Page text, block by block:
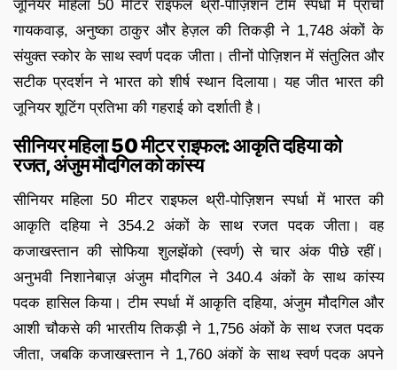
जूनियर महिला 50 मीटर राइफल थ्री-पोज़िशन टीम स्पर्धा में प्राची
गायकवाड़, अनुष्का ठाकुर और हेज़ल की तिकड़ी ने 1,748 अंकों के
संयुक्त स्कोर के साथ स्वर्ण पदक जीता। तीनों पोज़िशन में संतुलित और
सटीक प्रदर्शन ने भारत को शीर्ष स्थान दिलाया। यह जीत भारत की
जूनियर शूटिंग प्रतिभा की गहराई को दर्शाती है।
सीनियर महिला 50 मीटर राइफल: आकृति दहिया को
रजत, अंजुम मौदगिल को कांस्य
सीनियर महिला 50 मीटर राइफल थ्री-पोज़िशन स्पर्धा में भारत की
आकृति दहिया ने 354.2 अंकों के साथ रजत पदक जीता। वह
कजाखस्तान की सोफिया शुलझेंको (स्वर्ण) से चार अंक पीछे रहीं।
अनुभवी निशानेबाज़ अंजुम मौदगिल ने 340.4 अंकों के साथ कांस्य
पदक हासिल किया। टीम स्पर्धा में आकृति दहिया, अंजुम मौदगिल और
आशी चौकसे की भारतीय तिकड़ी ने 1,756 अंकों के साथ रजत पदक
जीता, जबकि कजाखस्तान ने 1,760 अंकों के साथ स्वर्ण पदक अपने